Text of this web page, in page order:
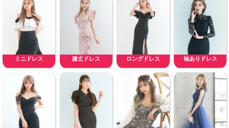
ミニドレス 膝丈ドレス ロングドレス 袖ありドレス